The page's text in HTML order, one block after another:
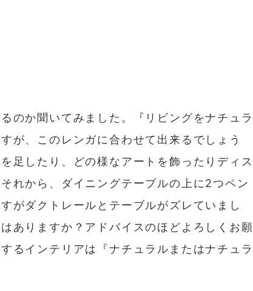
のか聞いてみました。『リビングをナチュラ
が、このレンガに合わせて出来るでしょう
足したり、どの様なアートを飾ったりディス
れから、ダイニングテーブルの上に2つペン
がダクトレールとテーブルがズレていまし
ありますか？アドバイスのほどよろしくお願
るインテリアは『ナチュラルまたはナチュラ